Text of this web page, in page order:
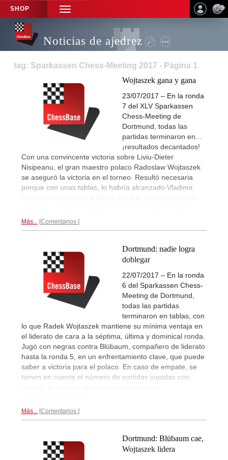
SHOP
TOGGLE
NAVIGATION
Noticias de ajedrez
tag: Sparkassen Chess-Meeting 2017 - Página 1
Wojtaszek gana y gana
23/07/2017 – En la ronda
7 del XLV Sparkassen
Chess-Meeting de
Dortmund, todas las
partidas terminaron en...
¡resultados decantados!
Con una convincente victoria sobre Liviu-Dieter
Nisipeanu, el gran maestro polaco Radoslaw Wojtaszek
se aseguró la victoria en el torneo. Resultó necesaria
porque con unas tablas, lo habría alcanzado Vladimir
Más... Comentarios
Dortmund: nadie logra
doblegar
22/07/2017 – En la ronda
6 del Sparkassen Chess-
Meeting de Dortmund,
todas las partidas
terminaron en tablas, con
lo que Radek Wojtaszek mantiene su mínima ventaja en
el liderato de cara a la séptima, última y dominical ronda.
Jugó con negras contra Blübaum, compañero de liderato
hasta la ronda 5, en un enfrentamiento clave, que puede
saber a victoria para el polaco. En caso de empate, se
tienen en cuenta el número de partidas jugadas con
Más... Comentarios
Dortmund: Blübaum cae,
Wojtaszek lidera